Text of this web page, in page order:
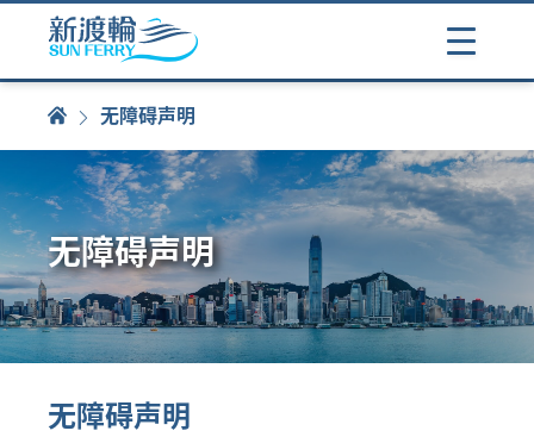
无障碍声明
无障碍声明
无障碍声明